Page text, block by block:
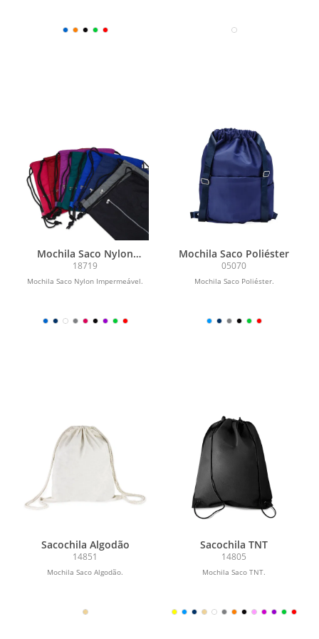
Mochila Saco Nylon
Impermeável
18719
Mochila Saco Nylon Impermeável.
Mochila Saco Poliéster
05070
Mochila Saco Poliéster.
Sacochila Algodão
14851
Mochila Saco Algodão.
Sacochila TNT
14805
Mochila Saco TNT.